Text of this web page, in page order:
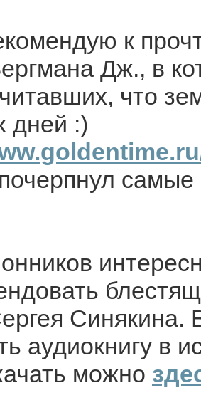
к
Дж., в
что
дней :)
Синякина.
аудиокнигу в
можно